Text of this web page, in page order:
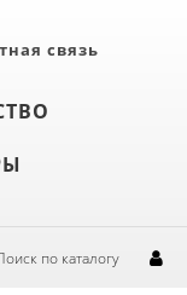
связь
по каталогу